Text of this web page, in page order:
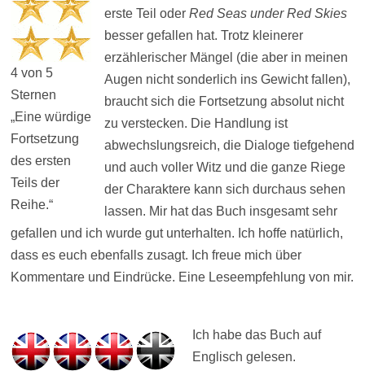
4 von 5
Sternen
„Eine würdige
Fortsetzung
des ersten
Teils der
Reihe.“
erste Teil oder Red Seas under Red Skies
besser gefallen hat. Trotz kleinerer
erzählerischer Mängel (die aber in meinen
Augen nicht sonderlich ins Gewicht fallen),
braucht sich die Fortsetzung absolut nicht
zu verstecken. Die Handlung ist
abwechslungsreich, die Dialoge tiefgehend
und auch voller Witz und die ganze Riege
der Charaktere kann sich durchaus sehen
lassen. Mir hat das Buch insgesamt sehr
gefallen und ich wurde gut unterhalten. Ich hoffe natürlich,
dass es euch ebenfalls zusagt. Ich freue mich über
Kommentare und Eindrücke. Eine Leseempfehlung von mir.
Ich habe das Buch auf
Englisch gelesen.